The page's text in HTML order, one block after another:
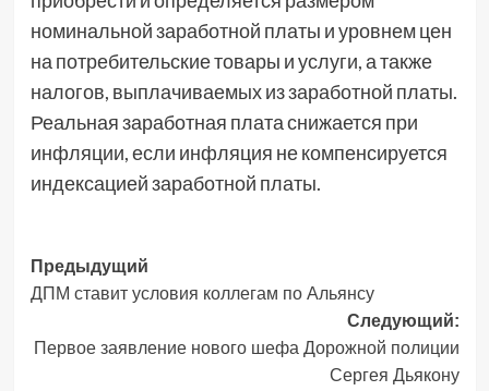
номинальной заработной платы и уровнем цен
на потребительские товары и услуги, а также
налогов, выплачиваемых из заработной платы.
Реальная заработная плата снижается при
инфляции, если инфляция не компенсируется
индексацией заработной платы.
Навигация
записи
Предыдущий
ДПМ ставит условия коллегам по Альянсу
Следующий:
Первое заявление нового шефа Дорожной полиции
Сергея Дьякону